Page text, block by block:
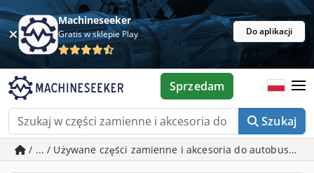
Machineseeker
Gratis w sklepie Play Do aplikacji
Szukaj
Sprzedam
/ ... / Używane części zamienne i akcesoria do autobusów